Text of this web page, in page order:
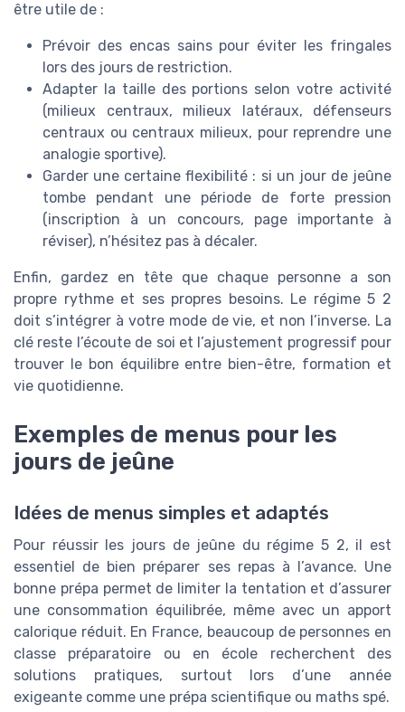
être utile de :
Prévoir des encas sains pour éviter les fringales
lors des jours de restriction.
Adapter la taille des portions selon votre activité
(milieux centraux, milieux latéraux, défenseurs
centraux ou centraux milieux, pour reprendre une
analogie sportive).
Garder une certaine flexibilité : si un jour de jeûne
tombe pendant une période de forte pression
(inscription à un concours, page importante à
réviser), n’hésitez pas à décaler.
Enfin, gardez en tête que chaque personne a son
propre rythme et ses propres besoins. Le régime 5 2
doit s’intégrer à votre mode de vie, et non l’inverse. La
clé reste l’écoute de soi et l’ajustement progressif pour
trouver le bon équilibre entre bien-être, formation et
vie quotidienne.
Exemples de menus pour les
jours de jeûne
Idées de menus simples et adaptés
Pour réussir les jours de jeûne du régime 5 2, il est
essentiel de bien préparer ses repas à l’avance. Une
bonne prépa permet de limiter la tentation et d’assurer
une consommation équilibrée, même avec un apport
calorique réduit. En France, beaucoup de personnes en
classe préparatoire ou en école recherchent des
solutions pratiques, surtout lors d’une année
exigeante comme une prépa scientifique ou maths spé.